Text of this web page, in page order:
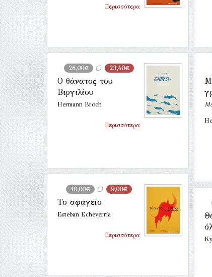
Περισσότερα
26,00€ 23,40€
Ο θάνατος του
Βιργιλίου
Hermann Broch
Περισσότερα
10,00€ 9,00€
Το σφαγείο
Esteban Echeverría
Περισσότερα